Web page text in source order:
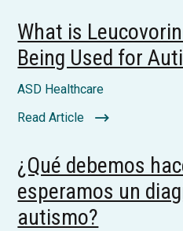
What is
Being Used for
ASD Healthcare
Read Article
¿Qué debemos
esperamos un
autismo?